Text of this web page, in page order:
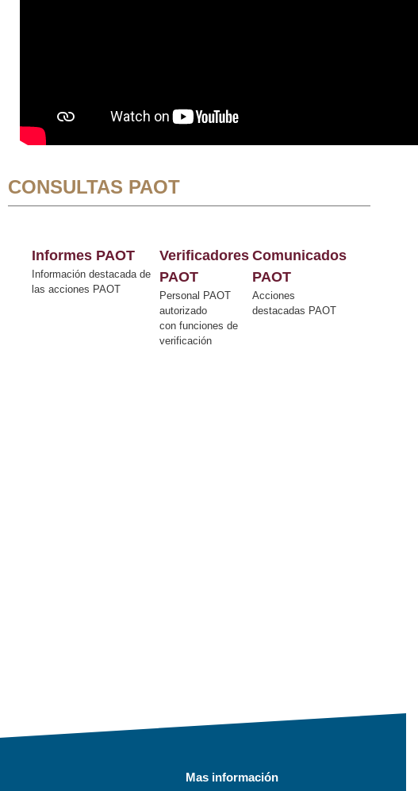
CONSULTAS PAOT
Informes PAOT
Información destacada de
las acciones PAOT
Verificadores
PAOT
Personal PAOT
autorizado
con funciones de
verificación
Comunicados
PAOT
Acciones
destacadas PAOT
Mas información